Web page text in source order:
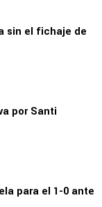
sin el fichaje de
por Santi